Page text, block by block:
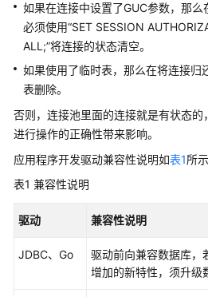
公
告
产
品
绍
计
费
明
快
如果在连接中设置了GUC参数，那么
必须使用“SET SESSION
ALL;”将连接的状态清空。
如果使用了临时表，那么在将连接归
表删除。
否则，连接池里面的连接就是有状态
进行操作的正确性带来影响。
应用程序开发驱动兼容性说明如表1所示
表1 兼容性说明
驱动 兼容性说明
JDBC、Go
驱动前向兼容数据库，
增加的新特性，须升级